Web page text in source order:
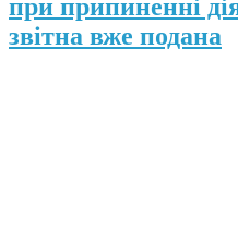
при припиненні
звітна вже подана